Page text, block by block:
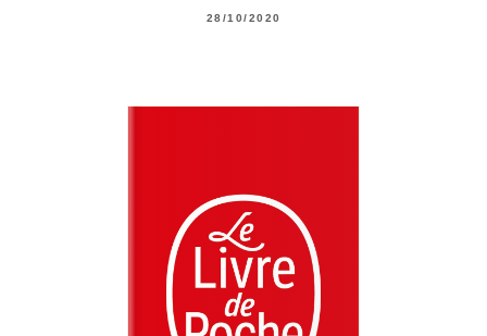
28/10/2020